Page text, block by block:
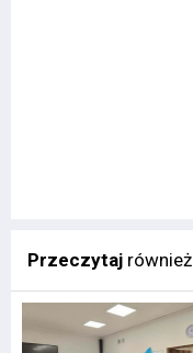
Przeczytaj również